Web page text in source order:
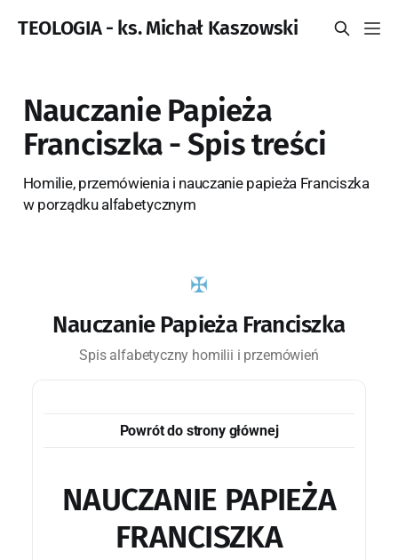
TEOLOGIA - ks. Michał Kaszowski
Nauczanie Papieża
Franciszka - Spis treści
Homilie, przemówienia i nauczanie papieża Franciszka
w porządku alfabetycznym
Nauczanie Papieża Franciszka
Spis alfabetyczny homilii i przemówień
Powrót do strony głównej
NAUCZANIE PAPIEŻA
FRANCISZKA